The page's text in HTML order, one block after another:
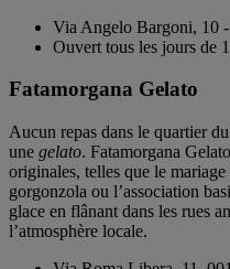
Via Angelo Bargoni, 10
Ouvert tous les jours de
Fatamorgana Gelato
Aucun repas dans le quartier
une gelato. Fatamorgana
originales, telles que le
gorgonzola ou l’association
glace en flânant dans les rues
l’atmosphère locale.